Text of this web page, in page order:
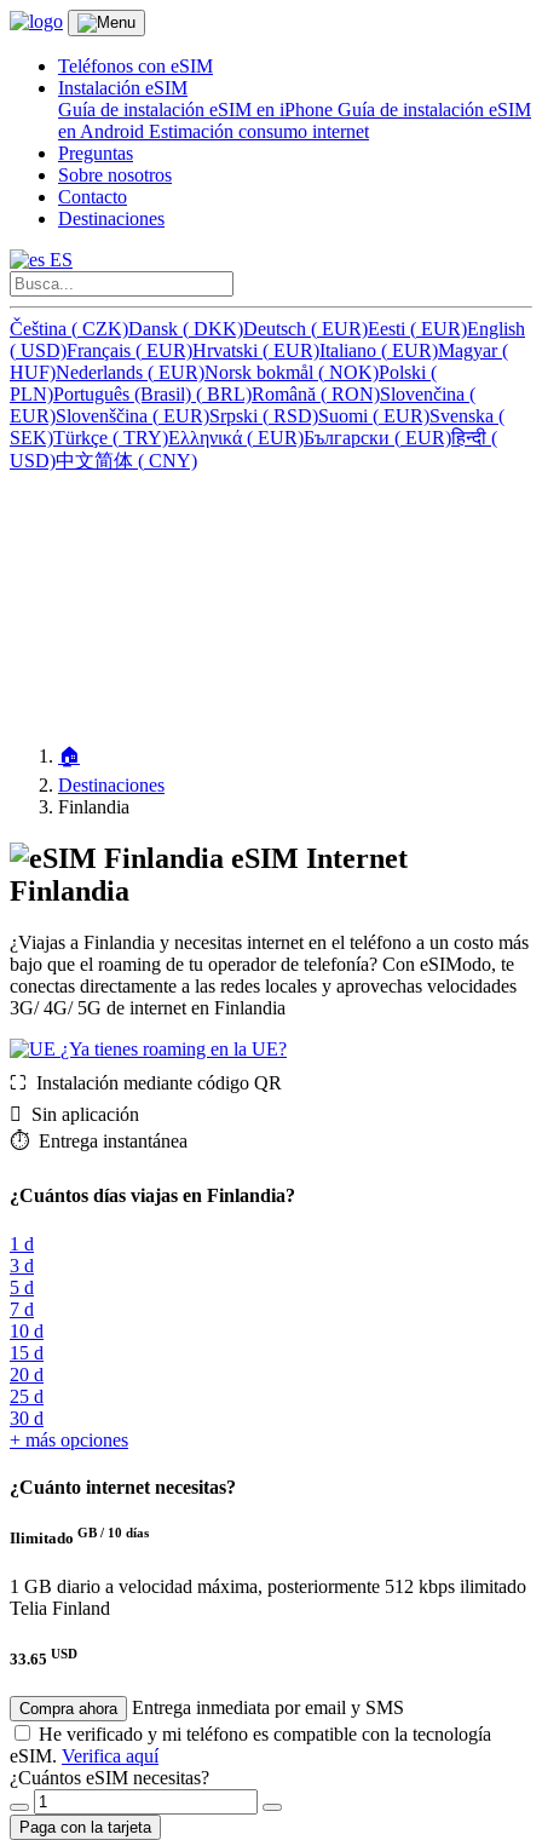
Teléfonos con eSIM
Instalación eSIM
Guía de instalación eSIM en iPhone Guía de instalación eSIM
en Android Estimación consumo internet
Preguntas
Sobre nosotros
Contacto
Destinaciones
ES
Čeština ( CZK)Dansk ( DKK)Deutsch ( EUR)Eesti ( EUR)English
( USD)Français ( EUR)Hrvatski ( EUR)Italiano ( EUR)Magyar(
HUF)Nederlands ( EUR)Norsk bokmål ( NOK)Polski (
PLN)Português (Brasil) ( BRL)Română ( RON)Slovenčina (
EUR)Slovenščina ( EUR)Srpski ( RSD)Suomi ( EUR)Svenska (
SEK)Türkçe ( TRY)Ελληνικά ( EUR)Български ( EUR)हिन्दी (
USD)中文简体 ( CNY)
🏠
Destinaciones
Finlandia
eSIM Internet
Finlandia
¿Viajas a Finlandia y necesitas internet en el teléfono a un costo más
bajo que el roaming de tu operador de telefonía? Con eSIModo, te
conectas directamente a las redes locales y aprovechas velocidades
3G/ 4G/ 5G de internet en Finlandia
¿Ya tienes roaming en la UE?
⛶️️ Instalación mediante código QR
️ Sin aplicación
⏱️️ Entrega instantánea
¿Cuántos días viajas en Finlandia?
1 d
3 d
5 d
7 d
10 d
15 d
20 d
25 d
30 d
+ más opciones
¿Cuánto internet necesitas?
Ilimitado GB / 10 días
1 GB diario a velocidad máxima, posteriormente 512 kbps ilimitado
Telia Finland
33.65 USD
Compra ahora
Entrega inmediata por email y SMS
He verificado y mi teléfono es compatible con la tecnología
eSIM. Verifica aquí
¿Cuántos eSIM necesitas?
Paga con la tarjeta